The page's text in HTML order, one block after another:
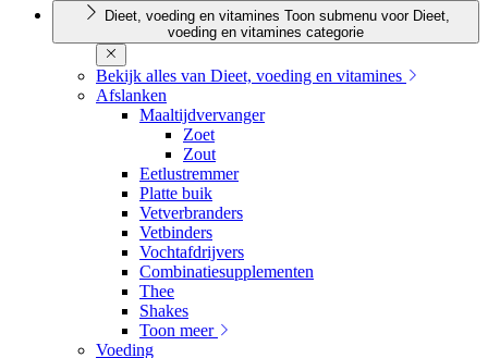
Dieet, voeding en vitamines Toon submenu voor Dieet,
voeding en vitamines categorie
Bekijk alles van Dieet, voeding en vitamines
Afslanken
Maaltijdvervanger
Zoet
Zout
Eetlustremmer
Platte buik
Vetverbranders
Vetbinders
Vochtafdrijvers
Combinatiesupplementen
Thee
Shakes
Toon meer
Voeding